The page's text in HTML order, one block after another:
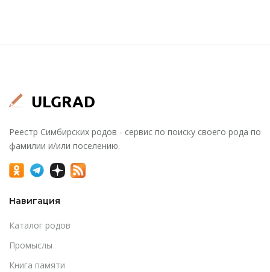
Реестр Симбирских родов - сервис по поиску своего рода по
фамилии и/или поселению.
Навигация
Каталог родов
Промыслы
Книга памяти